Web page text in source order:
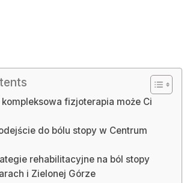
kompleksowa fizjoterapia może Ci
do bólu stopy w Centrum
rehabilitacyjne na ból stopy
i Zielonej Górze